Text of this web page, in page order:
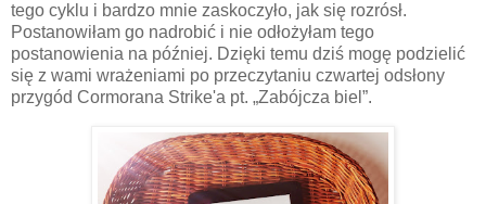
tego cyklu i bardzo mnie zaskoczyło, jak się rozrósł.
Postanowiłam go nadrobić i nie odłożyłam tego
postanowienia na później. Dzięki temu dziś mogę podzielić
się z wami wrażeniami po przeczytaniu czwartej odsłony
przygód Cormorana Strike'a pt. „Zabójcza biel”.